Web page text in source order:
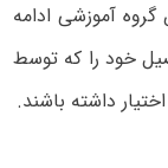
آموزشی ادامه
خود را که توسط
داشته باشند.